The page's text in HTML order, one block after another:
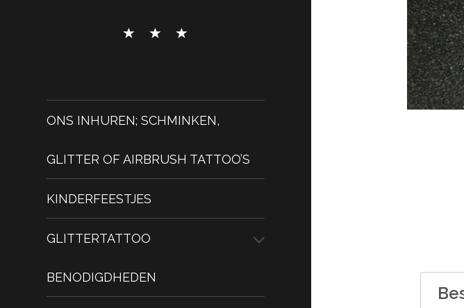
ONS INHUREN; SCHMINKEN,
GLITTER OF AIRBRUSH TATTOO’S
KINDERFEESTJES
GLITTERTATTOO
BENODIGDHEDEN